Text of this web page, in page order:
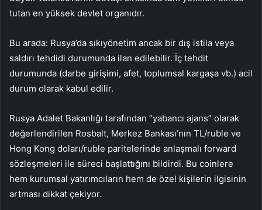
tutan en yüksek devlet organıdır.
Bu arada: Rusya’da sıkıyönetim ancak bir dış istila veya
saldırı tehdidi durumunda ilan edilebilir. İç tehdit
durumunda (darbe girişimi, afet, toplumsal kargaşa vb.) acil
durum olarak kabul edilir.
Rusya Adalet Bakanlığı tarafından “yabancı ajans” olarak
değerlendirilen Rosbalt, Merkez Bankası’nın TL/ruble ve
Hong Kong doları/ruble paritelerinde anlaşmalı forward
sözleşmeleri ile süreci başlattığını bildirdi. Bu coinlere
hem kurumsal yatırımcıların hem de özel kişilerin ilgisinin
artması dikkat çekiyor.